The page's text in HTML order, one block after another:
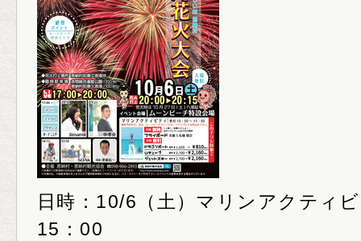
日時：10/6（土）マリンアクティ
15：00